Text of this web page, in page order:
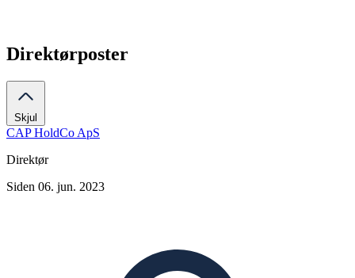
Direktørposter
Skjul
CAP HoldCo ApS
Direktør
Siden 06. jun. 2023